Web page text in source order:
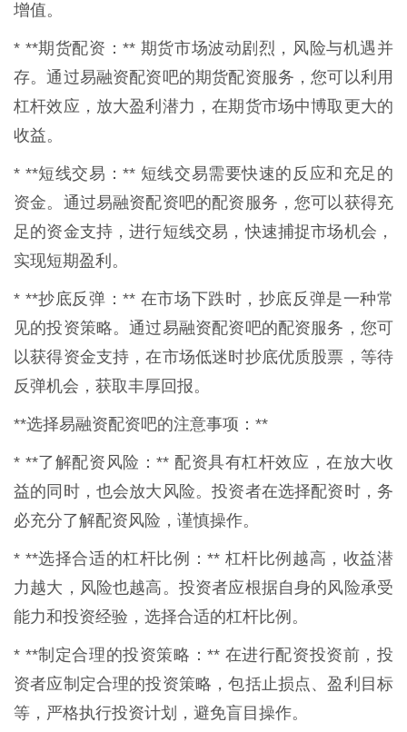
增值。
* **期货配资：** 期货市场波动剧烈，风险与机遇并
存。通过易融资配资吧的期货配资服务，您可以利用
杠杆效应，放大盈利潜力，在期货市场中博取更大的
收益。
* **短线交易：** 短线交易需要快速的反应和充足的
资金。通过易融资配资吧的配资服务，您可以获得充
足的资金支持，进行短线交易，快速捕捉市场机会，
实现短期盈利。
* **抄底反弹：** 在市场下跌时，抄底反弹是一种常
见的投资策略。通过易融资配资吧的配资服务，您可
以获得资金支持，在市场低迷时抄底优质股票，等待
反弹机会，获取丰厚回报。
**选择易融资配资吧的注意事项：**
* **了解配资风险：** 配资具有杠杆效应，在放大收
益的同时，也会放大风险。投资者在选择配资时，务
必充分了解配资风险，谨慎操作。
* **选择合适的杠杆比例：** 杠杆比例越高，收益潜
力越大，风险也越高。投资者应根据自身的风险承受
能力和投资经验，选择合适的杠杆比例。
* **制定合理的投资策略：** 在进行配资投资前，投
资者应制定合理的投资策略，包括止损点、盈利目标
等，严格执行投资计划，避免盲目操作。